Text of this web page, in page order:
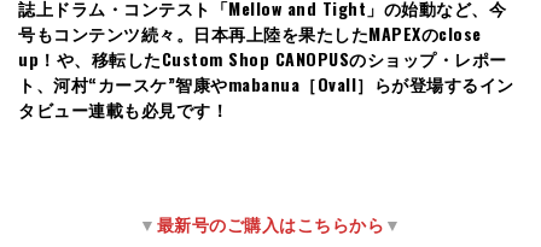
誌上ドラム・コンテスト「Mellow and Tight」の始動など、今
号もコンテンツ続々。日本再上陸を果たしたMAPEXのclose
up！や、移転したCustom Shop CANOPUSのショップ・レポー
ト、河村“カースケ”智康やmabanua［Ovall］らが登場するイン
タビュー連載も必見です！
▼最新号のご購入はこちらから▼